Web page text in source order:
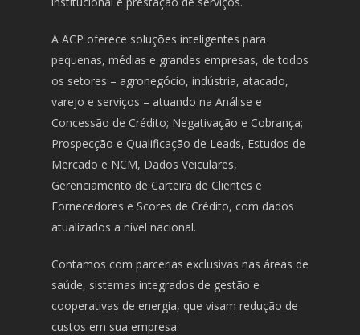
A ACP oferece soluções inteligentes para
pequenas, médias e grandes empresas, de todos
os setores – agronegócio, indústria, atacado,
varejo e serviços – atuando na Análise e
Concessão de Crédito; Negativação e Cobrança;
Prospecção e Qualificação de Leads, Estudos de
Mercado e NCM, Dados Veiculares,
Gerenciamento de Carteira de Clientes e
Fornecedores e Scores de Crédito, com dados
atualizados a nível nacional.
Contamos com parcerias exclusivas nas áreas de
saúde, sistemas integrados de gestão e
cooperativas de energia, que visam redução de
custos em sua empresa.